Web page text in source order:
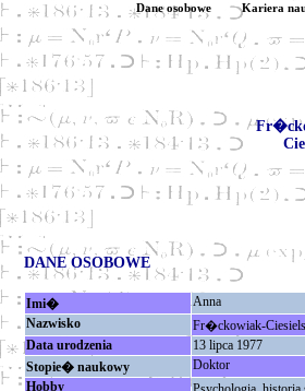
Dane osobowe Kariera
DANE OSOBOWE
Imi�
Anna
Nazwisko
Fr�ckowiak-
Data urodzenia
13 lipca 1977
Stopie� naukowy
Doktor
Hobby